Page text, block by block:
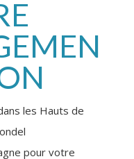
les Hauts de
pour votre